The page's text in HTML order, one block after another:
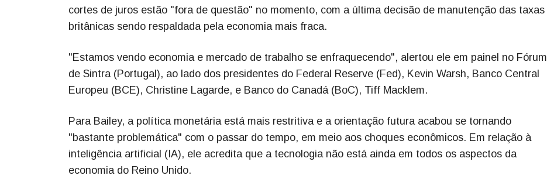
cortes de juros estão "fora de questão" no momento, com a última decisão de manutenção das taxas
britânicas sendo respaldada pela economia mais fraca.
"Estamos vendo economia e mercado de trabalho se enfraquecendo", alertou ele em painel no Fórum
de Sintra (Portugal), ao lado dos presidentes do Federal Reserve (Fed), Kevin Warsh, Banco Central
Europeu (BCE), Christine Lagarde, e Banco do Canadá (BoC), Tiff Macklem.
Para Bailey, a política monetária está mais restritiva e a orientação futura acabou se tornando
"bastante problemática" com o passar do tempo, em meio aos choques econômicos. Em relação à
inteligência artificial (IA), ele acredita que a tecnologia não está ainda em todos os aspectos da
economia do Reino Unido.